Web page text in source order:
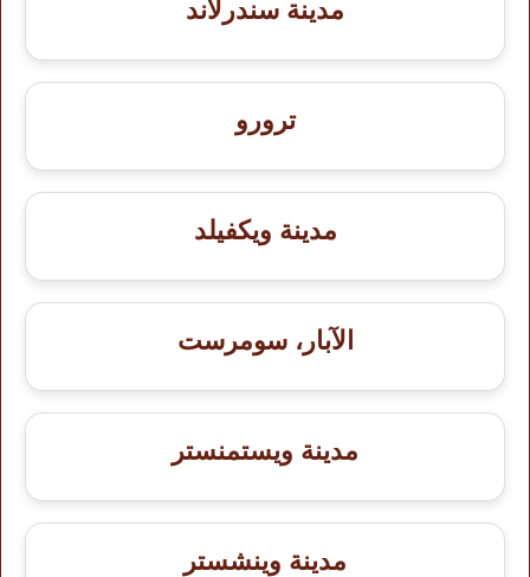
مدينة سندرلاند
ترورو
مدينة ويكفيلد
الآبار، سومرست
مدينة ويستمنستر
مدينة وينشستر